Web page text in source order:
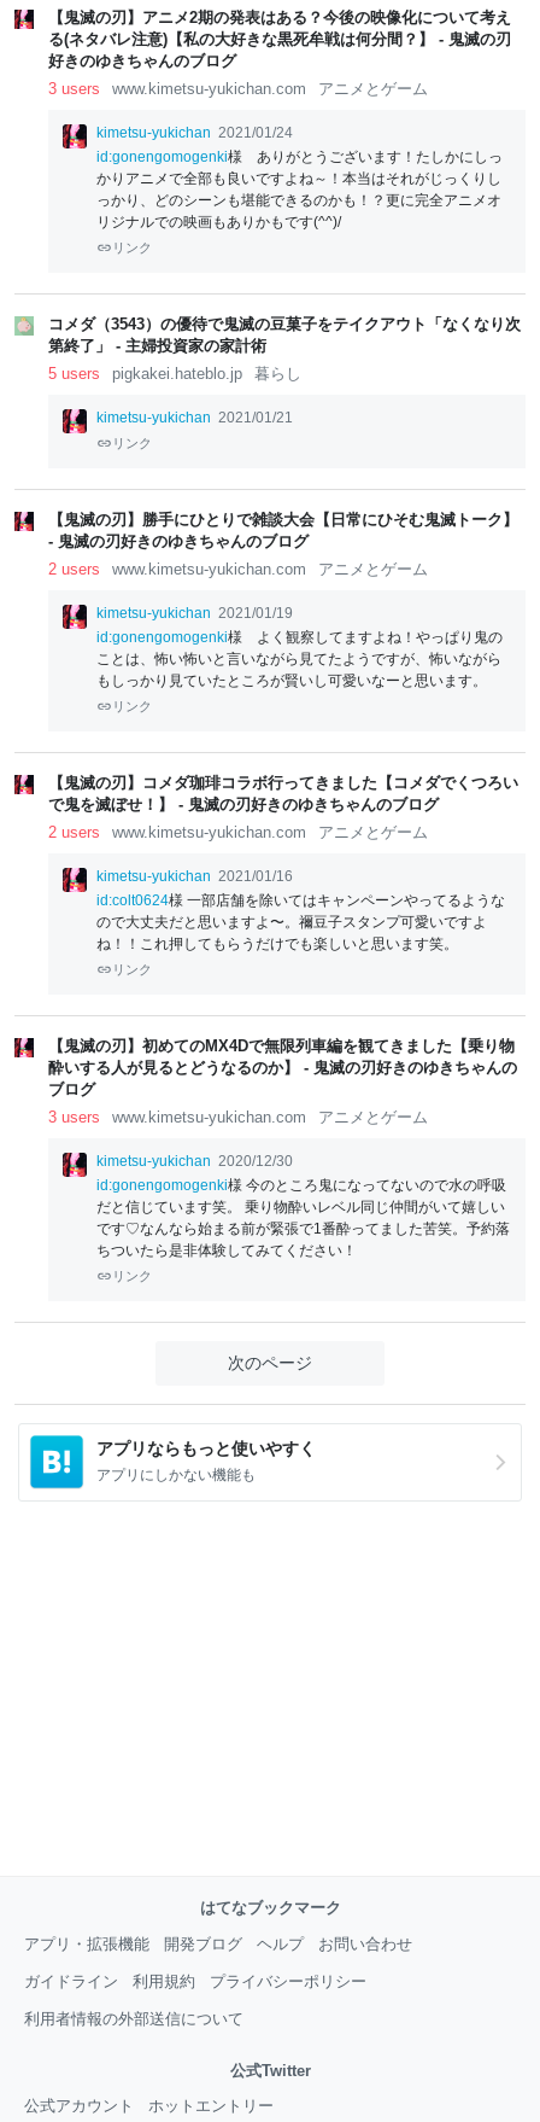
w
w w w
【鬼滅の刃】アニメ2期の発表はある？今後の映像化について考え
る(ネタバレ注意)【私の大好きな黒死牟戦は何分間？】 - 鬼滅の刃
好きのゆきちゃんのブログ
3 users
www.kimetsu-yukichan.com アニメとゲーム
kimetsu-yukichan 2021/01/24
id:gonengomogenki様 ありがとうございます！たしかにしっ
かりアニメで全部も良いですよね～！本当はそれがじっくりし
っかり、どのシーンも堪能できるのかも！？更に完全アニメオ
リジナルでの映画もありかもです(^^)/
リンク
コメダ（3543）の優待で鬼滅の豆菓子をテイクアウト「なくなり次
第終了」 - 主婦投資家の家計術
5 users
pigkakei.hateblo.jp 暮らし
kimetsu-yukichan 2021/01/21
リンク
【鬼滅の刃】勝手にひとりで雑談大会【日常にひそむ鬼滅トーク】
- 鬼滅の刃好きのゆきちゃんのブログ
2 users
www.kimetsu-yukichan.com アニメとゲーム
kimetsu-yukichan 2021/01/19
id:gonengomogenki様 よく観察してますよね！やっぱり鬼の
ことは、怖い怖いと言いながら見てたようですが、怖いながら
もしっかり見ていたところが賢いし可愛いなーと思います。
リンク
【鬼滅の刃】コメダ珈琲コラボ行ってきました【コメダでくつろい
で鬼を滅ぼせ！】 - 鬼滅の刃好きのゆきちゃんのブログ
2 users
www.kimetsu-yukichan.com アニメとゲーム
kimetsu-yukichan 2021/01/16
id:colt0624様 一部店舗を除いてはキャンペーンやってるような
ので大丈夫だと思いますよ〜。禰󠄀豆子スタンプ可愛いですよ
ね！！これ押してもらうだけでも楽しいと思います笑。
リンク
【鬼滅の刃】初めてのMX4Dで無限列車編を観てきました【乗り物
酔いする人が見るとどうなるのか】 - 鬼滅の刃好きのゆきちゃんの
ブログ
3 users
www.kimetsu-yukichan.com アニメとゲーム
kimetsu-yukichan 2020/12/30
id:gonengomogenki様 今のところ鬼になってないので水の呼吸
だと信じています笑。 乗り物酔いレベル同じ仲間がいて嬉しい
です♡なんなら始まる前が緊張で1番酔ってました苦笑。予約落
ちついたら是非体験してみてください！
リンク
次のページ
アプリならもっと使いやすく
アプリにしかない機能も
はてなブックマーク
アプリ・拡張機能
開発ブログ ヘルプ お問い合わせ
ガイドライン 利用規約 プライバシーポリシー
利用者情報の外部送信について
公式Twitter
公式アカウント
ホットエントリー